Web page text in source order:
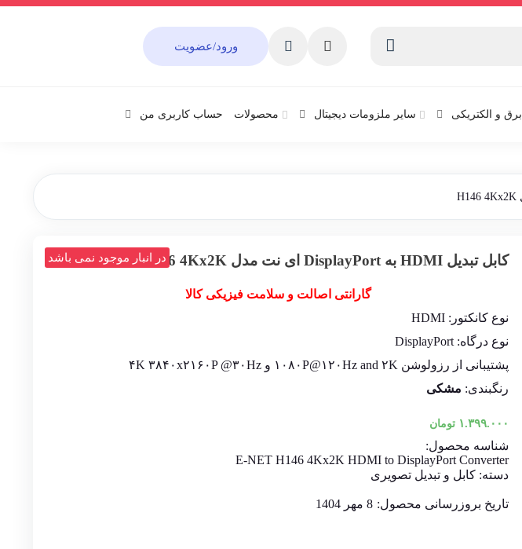
ورود/عضویت
برق و الکتریکی سایر ملزومات دیجیتال محصولات حساب کاربری من
کابل تبدیل HDMI به DisplayPort ای نت مدل H146 4Kx2K
گارانتی اصالت و سلامت فیزیکی کالا
نوع کانکتور: HDMI
نوع درگاه: DisplayPort
پشتیبانی از رزولوشن ۱۰۸۰P@۱۲۰Hz and ۲K و ۴K ۳۸۴۰x۲۱۶۰P @۳۰Hz
رنگبندی: مشکی
۱.۳۹۹.۰۰۰ تومان
در انبار موجود نمی باشد
شناسه محصول:
E-NET H146 4Kx2K HDMI to DisplayPort Converter
دسته:کابل و تبدیل تصویری
تاریخ بروزرسانی محصول: 8 مهر 1404